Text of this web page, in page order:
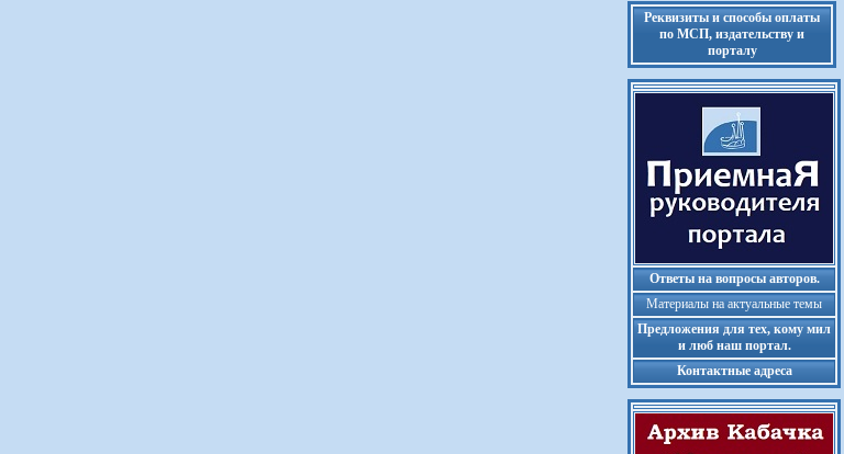
Реквизиты и способы оплаты
по МСП, издательству и
порталу
Ответы на вопросы авторов.
Материалы на актуальные темы
Предложения для тех, кому мил
и люб наш портал.
Контактные адреса